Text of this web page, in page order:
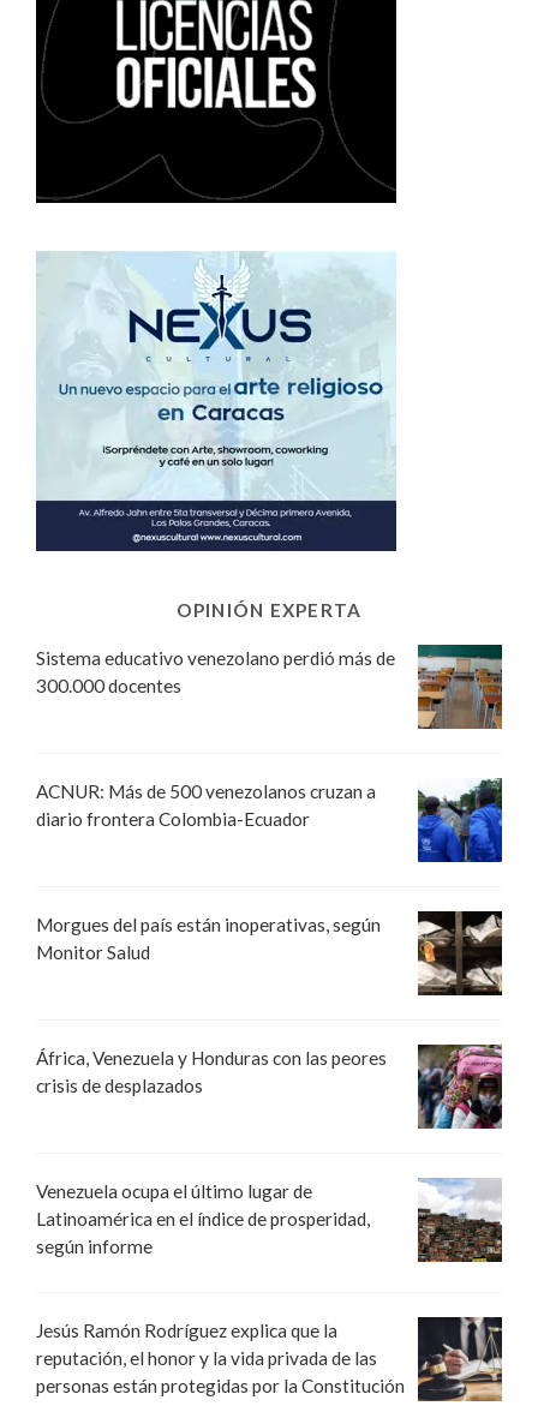
OPINIÓN EXPERTA
Sistema educativo venezolano perdió más de
300.000 docentes
ACNUR: Más de 500 venezolanos cruzan a
diario frontera Colombia-Ecuador
Morgues del país están inoperativas, según
Monitor Salud
África, Venezuela y Honduras con las peores
crisis de desplazados
Venezuela ocupa el último lugar de
Latinoamérica en el índice de prosperidad,
según informe
Jesús Ramón Rodríguez explica que la
reputación, el honor y la vida privada de las
personas están protegidas por la Constitución